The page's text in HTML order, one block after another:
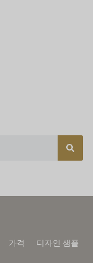
가격 디자인 샘플